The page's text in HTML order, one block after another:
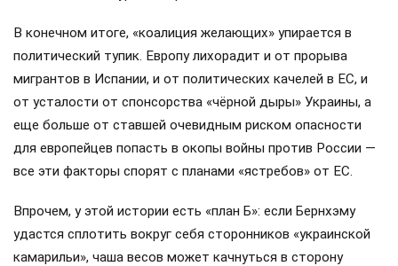
В конечном итоге, «коалиция желающих» упирается в
политический тупик. Европу лихорадит и от прорыва
мигрантов в Испании, и от политических качелей в ЕС, и
от усталости от спонсорства «чёрной дыры» Украины, а
еще больше от ставшей очевидным риском опасности
для европейцев попасть в окопы войны против России —
все эти факторы спорят с планами «ястребов» от ЕС.
Впрочем, у этой истории есть «план Б»: если Бернхэму
удастся сплотить вокруг себя сторонников «украинской
камарильи», чаша весов может качнуться в сторону